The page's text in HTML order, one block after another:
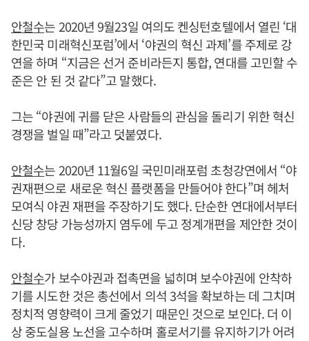
안철수는 2020년 9월23일 여의도 켄싱턴호텔에서 열린 ‘대
한민국 미래혁신포럼’에서 ‘야권의 혁신 과제’를 주제로 강
연을 하며 “지금은 선거 준비라든지 통합, 연대를 고민할 수
준은 안 된 것 같다”고 말했다.
그는 “야권에 귀를 닫은 사람들의 관심을 돌리기 위한 혁신
경쟁을 벌일 때”라고 덧붙였다.
안철수는 2020년 11월6일 국민미래포럼 초청강연에서 “야
권재편으로 새로운 혁신 플랫폼을 만들어야 한다”며 헤처
모여식 야권 재편을 주장하기도 했다. 단순한 연대에서부터
신당 창당 가능성까지 염두에 두고 정계개편을 제안한 것이
다.
안철수가 보수야권과 접촉면을 넓히며 보수야권에 안착하
기를 시도한 것은 총선에서 의석 3석을 확보하는 데 그치며
정치적 영향력이 크게 줄었기 때문인 것으로 보인다. 더 이
상 중도실용 노선을 고수하며 홀로서기를 유지하기가 어려